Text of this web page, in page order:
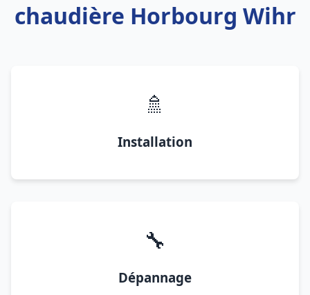
chaudière Horbourg Wihr
🚿
Installation
🔧
Dépannage